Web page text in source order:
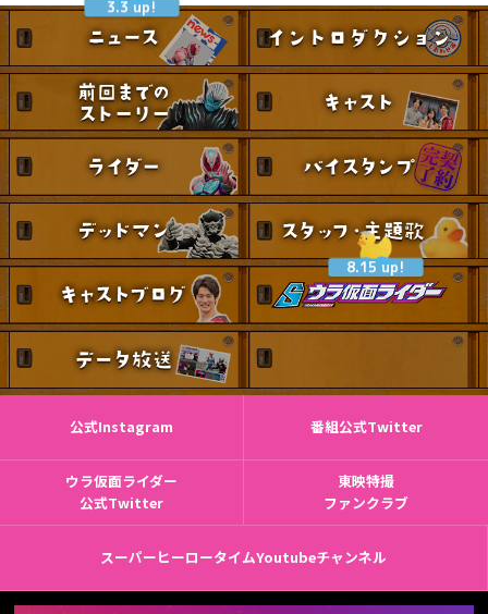
3.3 up!
8.15 up!
公式Instagram 番組公式Twitter
ウラ仮面ライダー
公式Twitter
東映特撮
ファンクラブ
スーパーヒーロータイムYoutubeチャンネル